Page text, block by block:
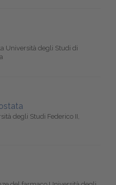
Università degli Studi di
degli Studi Federico II,